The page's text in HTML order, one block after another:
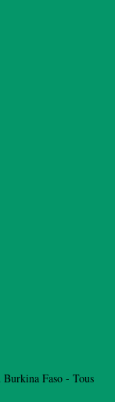
Faso - Tous